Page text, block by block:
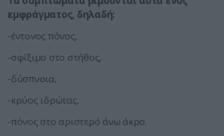
εμφράγματος, δηλαδή:
-έντονος πόνος,
-σφίξιμο στο στήθος,
-δύσπνοια,
-κρύος ιδρώτας,
-πόνος στο αριστερό άνω άκρο.